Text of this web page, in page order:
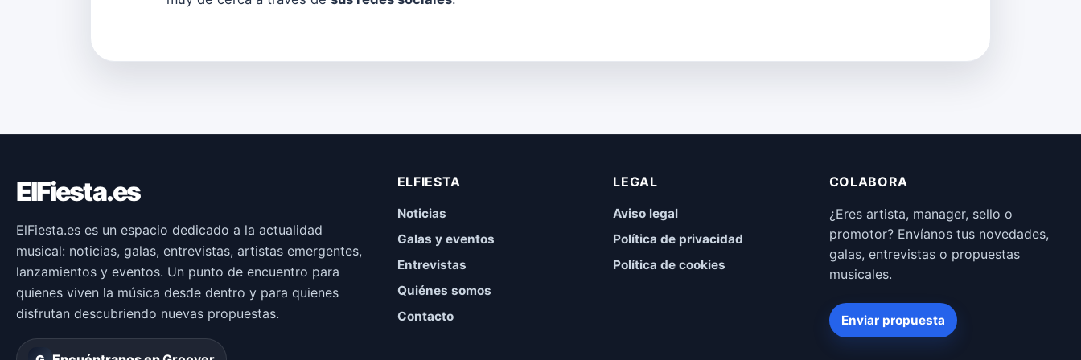
ElFiesta.es
ElFiesta.es es un espacio dedicado a la actualidad
musical: noticias, galas, entrevistas, artistas emergentes,
lanzamientos y eventos. Un punto de encuentro para
quienes viven la música desde dentro y para quienes
disfrutan descubriendo nuevas propuestas.
ELFIESTA
Noticias
Galas y eventos
Entrevistas
Quiénes somos
Contacto
LEGAL
Aviso legal
Política de privacidad
Política de cookies
COLABORA
¿Eres artista, manager, sello o
promotor? Envíanos tus novedades,
galas, entrevistas o propuestas
musicales.
Enviar propuesta